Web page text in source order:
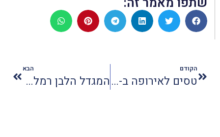
הקודם
טסים לאירופה ב-199 דולר: הבינלאומי משיק מבצע חדש
הבא
המגדל הלבן רמלה - פרויקט שדרוג תיירותי חדש